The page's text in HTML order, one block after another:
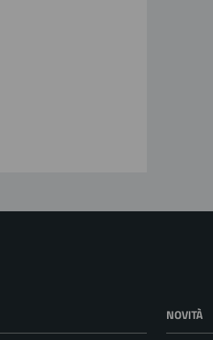
NOVITÀ